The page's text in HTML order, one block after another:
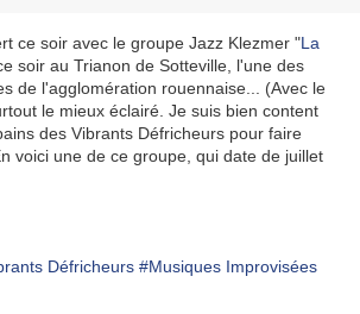
ce soir avec le groupe Jazz Klezmer "La
soir au Trianon de Sotteville, l'une des
de l'agglomération rouennaise... (Avec le
le mieux éclairé. Je suis bien content
des Vibrants Défricheurs pour faire
voici une de ce groupe, qui date de juillet
Défricheurs #Musiques Improvisées